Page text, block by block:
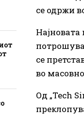
се одржи
се
во
Од „Tech